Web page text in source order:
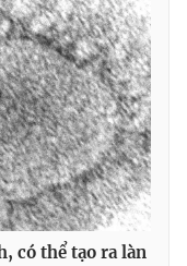
không có sự chấp
khi phát hành lại
có thể tạo ra làn